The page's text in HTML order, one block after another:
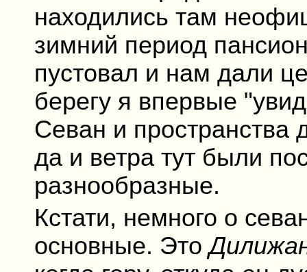
находились там
зимний период
пустовал и нам дали
берегу я впервые
Севан и пространства
да и ветра тут были
разнообразные.
Кстати, немного о
основные. Это